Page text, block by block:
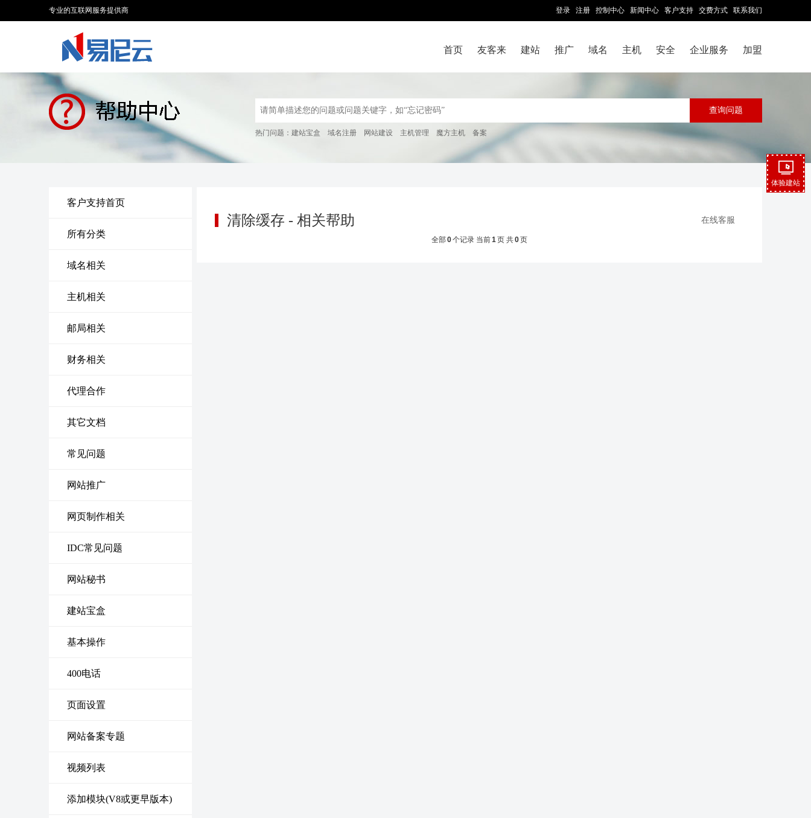
专业的互联网服务提供商 登录 注册 控制中心 新闻中心 客户支持 交费方式 联系我们
首页 友客来 建站 推广 域名 主机 安全 企业服务 加盟
热门问题： 建站宝盒 域名注册 网站建设 主机管理 魔方主机 备案
客户支持首页
所有分类
域名相关
主机相关
邮局相关
财务相关
代理合作
其它文档
常见问题
网站推广
网页制作相关
IDC常见问题
网站秘书
建站宝盒
基本操作
400电话
页面设置
网站备案专题
视频列表
添加模块(V8或更早版本)
清除缓存 - 相关帮助 在线客服
全部0个记录 当前1页 共0页
体验建站